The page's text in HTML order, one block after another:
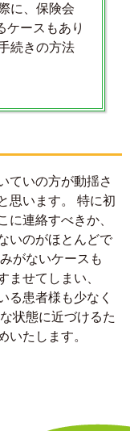
に、保険会
ケースもあり
続きの方法
ていの方が動揺さ
思います。 特に初
に連絡すべきか、
いのがほとんどで
がないケースも
ませてしまい、
る患者様も少なく
状態に近づけるた
いたします。